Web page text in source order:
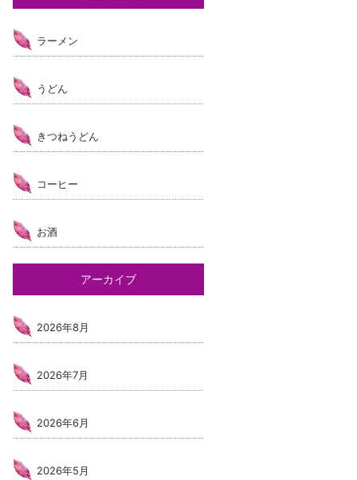
ラーメン
うどん
きつねうどん
コーヒー
お酒
アーカイブ
2026年8月
2026年7月
2026年6月
2026年5月